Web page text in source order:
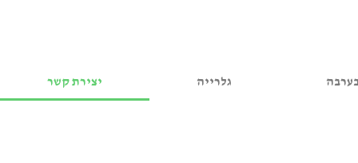
גלרייה יצירת קשר